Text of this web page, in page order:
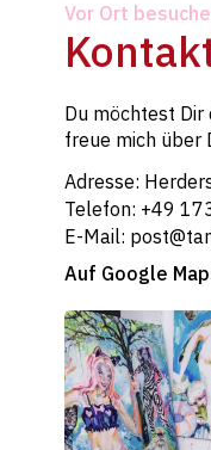
Vor Ort
Du möchtest Dir
freue mich über
Adresse:
Telefon: +49
E-Mail:
Auf Google